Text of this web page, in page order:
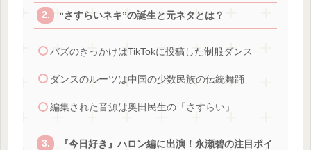
“さすらいネキ”の誕生と元ネタとは？
バズのきっかけはTikTokに投稿した制服ダンス
ダンスのルーツは中国の少数民族の伝統舞踊
編集された音源は奥田民生の「さすらい」
『今日好き』ハロン編に出演！永瀬碧の注目ポイ